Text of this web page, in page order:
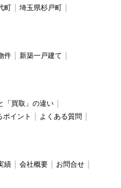
町
埼玉県杉戸町
件
新築一戸建て
「買取」の違い
ポイント
よくある質問
績 会社概要
お問合せ